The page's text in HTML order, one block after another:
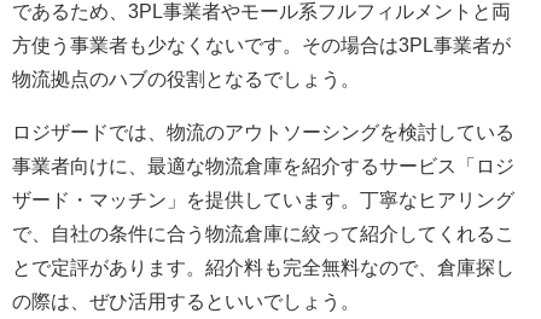
であるため、3PL事業者やモール系フルフィルメントと両
方使う事業者も少なくないです。その場合は3PL事業者が
物流拠点のハブの役割となるでしょう。
ロジザードでは、物流のアウトソーシングを検討している
事業者向けに、最適な物流倉庫を紹介するサービス「ロジ
ザード・マッチン」を提供しています。丁寧なヒアリング
で、自社の条件に合う物流倉庫に絞って紹介してくれるこ
とで定評があります。紹介料も完全無料なので、倉庫探し
の際は、ぜひ活用するといいでしょう。